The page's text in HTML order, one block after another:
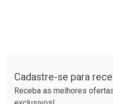
Cadastre-se para
Receba as melhores